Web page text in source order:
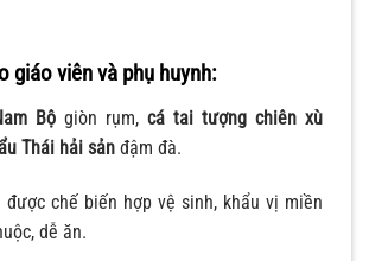
giáo viên và phụ huynh:
Bộgiòn rụm, cá tai tượng chiên xù
Thái hải sảnđậm đà.
được chế biến hợp vệ sinh, khẩu vị miền
dễ ăn.